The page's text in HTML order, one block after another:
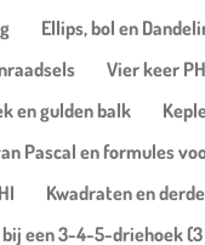
Ellips, bol en
Vier keer
en gulden balk
Pascal en formules
Kwadraten en
bij een 3-4-5-driehoek